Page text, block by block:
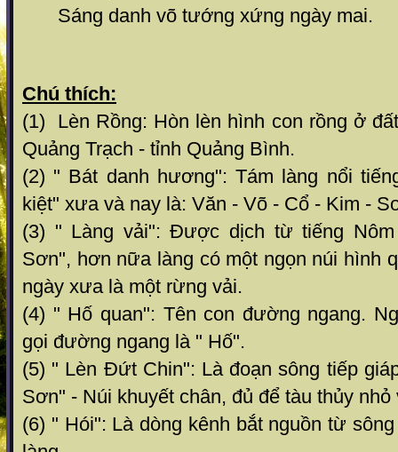
Sáng danh võ tướng xứng ngày mai.
Chú thích:
(1) Lèn Rồng: Hòn lèn hình con rồng ở
Quảng Trạch - tỉnh Quảng Bình.
(2) " Bát danh hương": Tám làng nổi
kiệt" xưa và nay là: Văn - Võ - Cổ - Kim -
(3) " Làng vải": Được dịch từ tiếng
Sơn", hơn nữa làng có một ngọn núi hình
ngày xưa là một rừng vải.
(4) " Hố quan": Tên con đường ngang.
gọi đường ngang là " Hố".
(5) " Lèn Đứt Chin": Là đoạn sông tiếp
Sơn" - Núi khuyết chân, đủ để tàu thủy nhỏ
(6) " Hói": Là dòng kênh bắt nguồn từ